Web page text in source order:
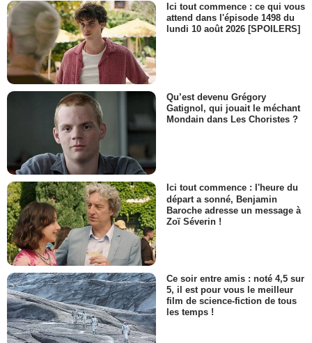
Ici tout commence : ce qui vous
attend dans l'épisode 1498 du
lundi 10 août 2026 [SPOILERS]
Qu’est devenu Grégory
Gatignol, qui jouait le méchant
Mondain dans Les Choristes ?
Ici tout commence : l'heure du
départ a sonné, Benjamin
Baroche adresse un message à
Zoï Séverin !
Ce soir entre amis : noté 4,5 sur
5, il est pour vous le meilleur
film de science-fiction de tous
les temps !